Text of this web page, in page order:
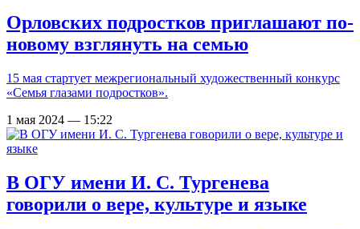
Орловских подростков приглашают по-
новому взглянуть на семью
15 мая стартует межрегиональный художественный конкурс
«Семья глазами подростков».
1 мая 2024 — 15:22
В ОГУ имени И. С. Тургенева
говорили о вере, культуре и языке